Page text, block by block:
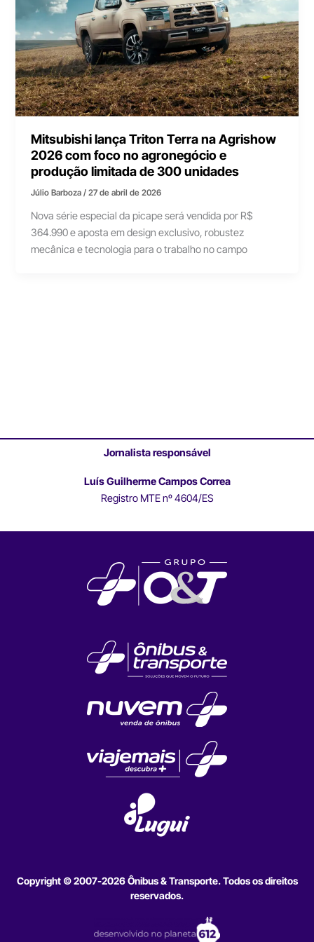
Mitsubishi lança Triton Terra na Agrishow
2026 com foco no agronegócio e
produção limitada de 300 unidades
Júlio Barboza/27 de abril de 2026
Nova série especial da picape será vendida por R$
364.990 e aposta em design exclusivo, robustez
mecânica e tecnologia para o trabalho no campo
Jornalista responsável
Luís Guilherme Campos Correa
Registro MTE nº 4604/ES
Copyright © 2007-2026 Ônibus & Transporte. Todos os direitos
reservados.